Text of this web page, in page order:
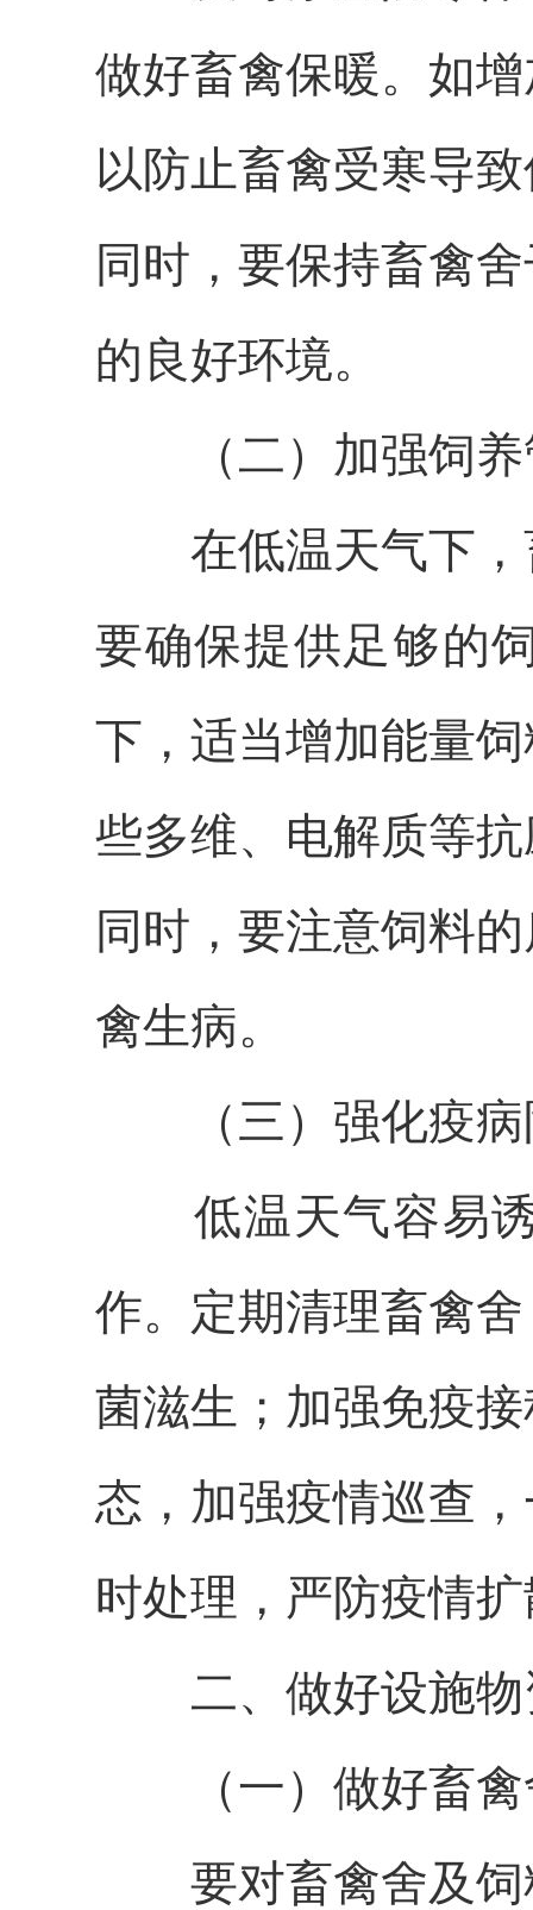
做好畜禽保暖。如
以防止畜禽受寒导
同时 ， 要保持畜禽
的良好环境。
（二） 加强饲
在低温天气下
要确保提供足够的
下，适当增加能量
些多维、电解质等
同时，要注意饲料
禽生病。
（三） 强化疫
低温天气容易
作。定期清理畜禽
菌滋生；加强免疫
态，加强疫情巡查 ，
时处理，严防疫情
二、做好设施
（一） 做好畜
要对畜禽舍及